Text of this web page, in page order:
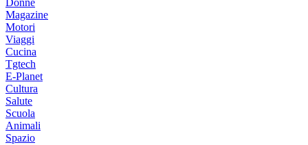
Donne
Magazine
Motori
Viaggi
Cucina
Tgtech
E-Planet
Cultura
Salute
Scuola
Animali
Spazio